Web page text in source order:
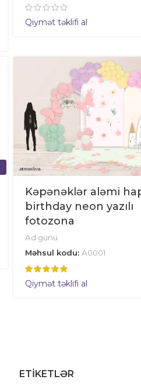
Qiymət təklifi al
Kəpənəklər aləmi
birthday neon yazılı
fotozona
Ad günü
Məhsul kodu: A0001
Qiymət təklifi al
ETIKETLƏR